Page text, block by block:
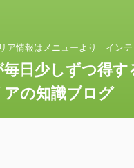
ア情報はメニューより イン
日少しずつ得
アの知識ブログ